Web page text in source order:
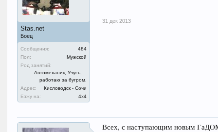
Stas.net
Боец
Сообщения:
484
Пол:
Мужской
Род занятий:
Автомеханик, Учусь,…
работаю за бугром.
Адрес:
Кисловодск - Сочи
Езжу на:
4х4
31 дек 2013
Всех, с наступающим новым